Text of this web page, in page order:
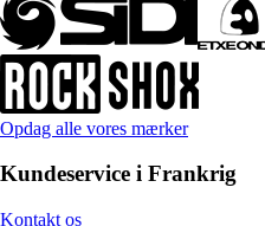
Opdag alle vores mærker
Kundeservice i Frankrig
Kontakt os